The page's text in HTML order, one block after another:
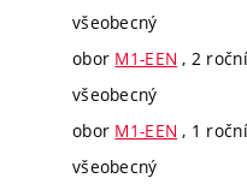
všeobecný
obor M1-EEN , 2
všeobecný
obor M1-EEN , 1
všeobecný